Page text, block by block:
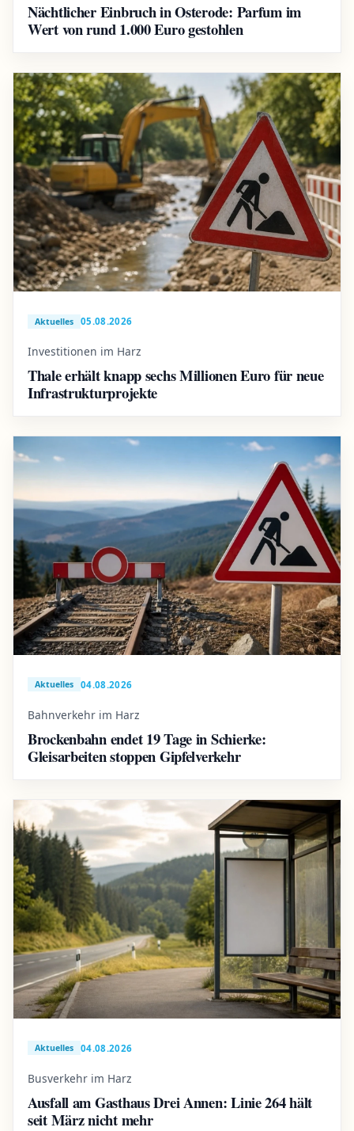
Nächtlicher Einbruch in Osterode: Parfum im
Wert von rund 1.000 Euro gestohlen
Aktuelles 05.08.2026
Investitionen im Harz
Thale erhält knapp sechs Millionen Euro für neue
Infrastrukturprojekte
Aktuelles 04.08.2026
Bahnverkehr im Harz
Brockenbahn endet 19 Tage in Schierke:
Gleisarbeiten stoppen Gipfelverkehr
Aktuelles 04.08.2026
Busverkehr im Harz
Ausfall am Gasthaus Drei Annen: Linie 264 hält
seit März nicht mehr